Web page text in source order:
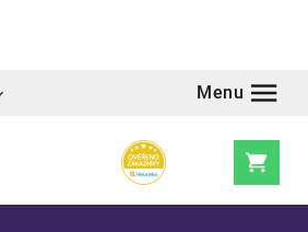
Nákupní